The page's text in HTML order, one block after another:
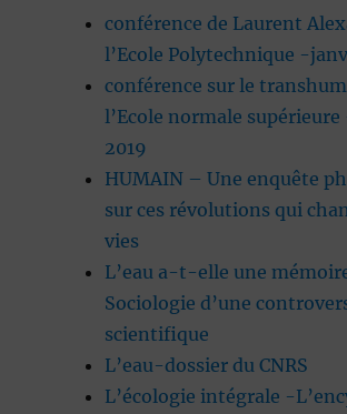
conférence de Laurent
l’Ecole Polytechnique -
conférence sur le
l’Ecole normale
2019
HUMAIN – Une enquête
sur ces révolutions qui
vies
L’eau a-t-elle une
Sociologie d’une
scientifique
L’eau-dossier du CNRS
L’écologie intégrale -